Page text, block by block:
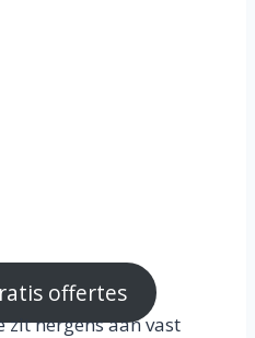
offertes
nergens aan vast